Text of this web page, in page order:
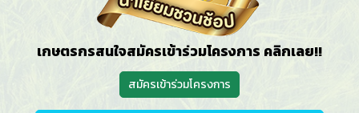
เกษตรกรสนใจสมัครเข้าร่วมโครงการ คลิกเลย!!
สมัครเข้าร่วมโครงการ